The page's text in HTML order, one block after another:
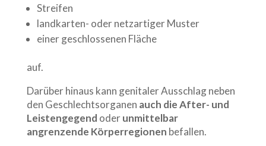
Streifen
landkarten- oder netzartiger Muster
einer geschlossenen Fläche
auf.
Darüber hinaus kann genitaler Ausschlag neben
den Geschlechtsorganen auch die After- und
Leistengegend oderunmittelbar
angrenzende Körperregionen befallen.